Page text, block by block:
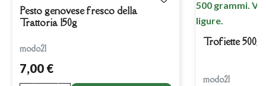
Pesto genovese fresco della
Trattoria 150g
modo21
7,00 €
Trofiette 500g
modo21